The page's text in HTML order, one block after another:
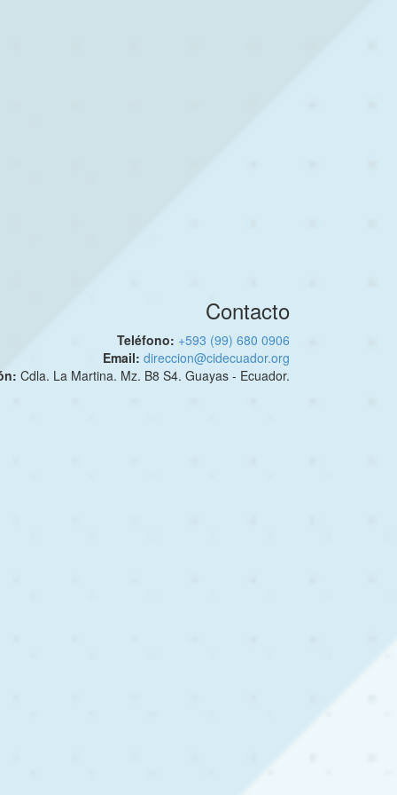
Contacto
Teléfono: +593 (99) 680 0906
Email: direccion@cidecuador.org
Cdla. La Martina. Mz. B8 S4. Guayas - Ecuador.